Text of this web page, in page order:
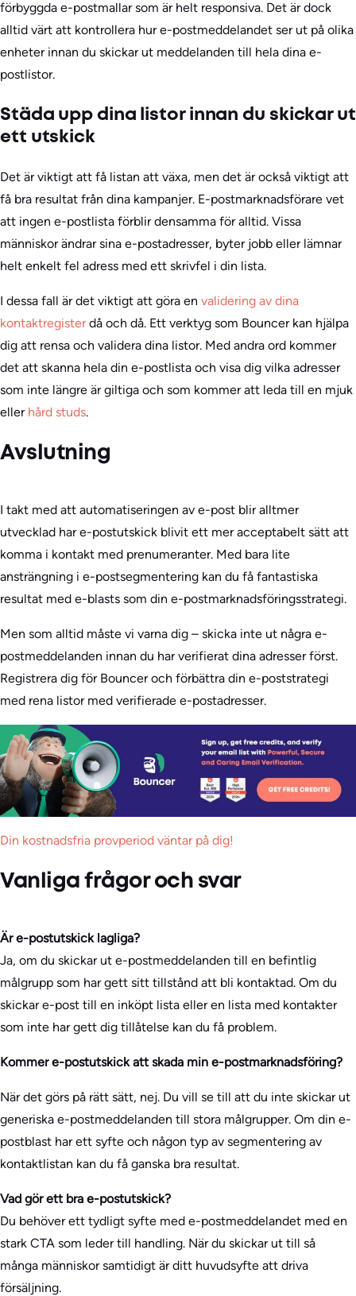
förbyggda e-postmallar som är helt responsiva. Det är dock
alltid värt att kontrollera hur e-postmeddelandet ser ut på olika
enheter innan du skickar ut meddelanden till hela dina e-
postlistor.
Städa upp dina listor innan du skickar ut
ett utskick
Det är viktigt att få listan att växa, men det är också viktigt att
få bra resultat från dina kampanjer. E-postmarknadsförare vet
att ingen e-postlista förblir densamma för alltid. Vissa
människor ändrar sina e-postadresser, byter jobb eller lämnar
helt enkelt fel adress med ett skrivfel i din lista.
I dessa fall är det viktigt att göra en validering av dina
kontaktregisterdå och då. Ett verktyg som Bouncer kan hjälpa
dig att rensa och validera dina listor. Med andra ord kommer
det att skanna hela din e-postlista och visa dig vilka adresser
som inte längre är giltiga och som kommer att leda till en mjuk
eller hård studs.
Avslutning
I takt med att automatiseringen av e-post blir alltmer
utvecklad har e-postutskick blivit ett mer acceptabelt sätt att
komma i kontakt med prenumeranter. Med bara lite
ansträngning i e-postsegmentering kan du få fantastiska
resultat med e-blasts som din e-postmarknadsföringsstrategi.
Men som alltid måste vi varna dig – skicka inte ut några e-
postmeddelanden innan du har verifierat dina adresser först.
Registrera dig för Bouncer och förbättra din e-poststrategi
med rena listor med verifierade e-postadresser.
Din kostnadsfria provperiod väntar på dig!
Vanliga frågor och svar
Är e-postutskick lagliga?
Ja, om du skickar ut e-postmeddelanden till en befintlig
målgrupp som har gett sitt tillstånd att bli kontaktad. Om du
skickar e-post till en inköpt lista eller en lista med kontakter
som inte har gett dig tillåtelse kan du få problem.
Kommer e-postutskick att skada min e-postmarknadsföring?
När det görs på rätt sätt, nej. Du vill se till att du inte skickar ut
generiska e-postmeddelanden till stora målgrupper. Om din e-
postblast har ett syfte och någon typ av segmentering av
kontaktlistan kan du få ganska bra resultat.
Vad gör ett bra e-postutskick?
Du behöver ett tydligt syfte med e-postmeddelandet med en
stark CTA som leder till handling. När du skickar ut till så
många människor samtidigt är ditt huvudsyfte att driva
försäljning.